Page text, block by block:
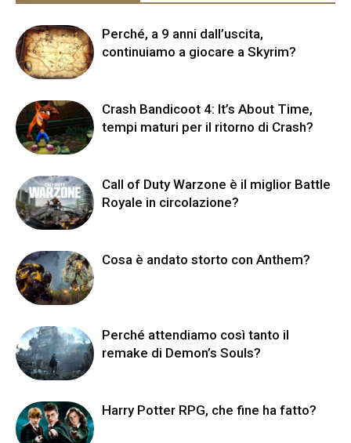
Perché, a 9 anni dall’uscita,
continuiamo a giocare a Skyrim?
Crash Bandicoot 4: It’s About Time,
tempi maturi per il ritorno di Crash?
Call of Duty Warzone è il miglior Battle
Royale in circolazione?
Cosa è andato storto con Anthem?
Perché attendiamo così tanto il
remake di Demon’s Souls?
Harry Potter RPG, che fine ha fatto?